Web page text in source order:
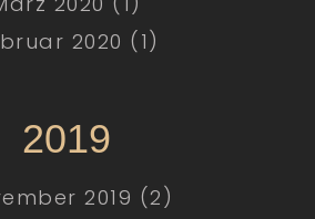
2020 (1)
2019
2019 (2)